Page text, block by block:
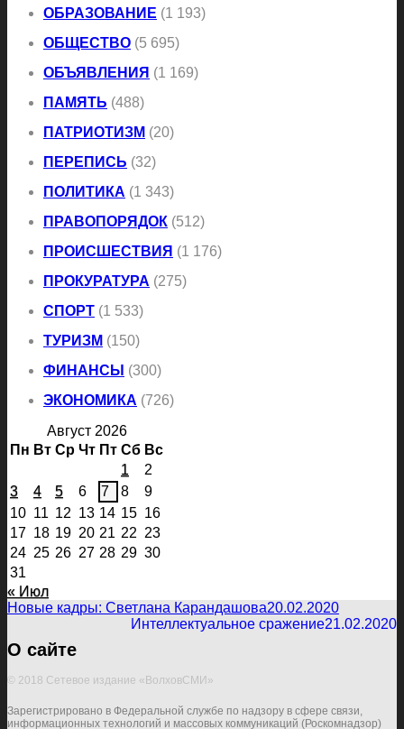
ОБРАЗОВАНИЕ (1 193)
ОБЩЕСТВО (5 695)
ОБЪЯВЛЕНИЯ (1 169)
ПАМЯТЬ (488)
ПАТРИОТИЗМ (20)
ПЕРЕПИСЬ (32)
ПОЛИТИКА (1 343)
ПРАВОПОРЯДОК (512)
ПРОИСШЕСТВИЯ (1 176)
ПРОКУРАТУРА (275)
СПОРТ (1 533)
ТУРИЗМ (150)
ФИНАНСЫ (300)
ЭКОНОМИКА (726)
Август 2026
Пн Вт Ср Чт Пт Сб Вс
1
2
3
4 5 6 7 8
9
10 11 12 13 14 15 16
17 18 19 20 21 22 23
24 25 26 27 28 29 30
31
« Июл
Новые кадры: Светлана Карандашова20.02.2020
Интеллектуальное сражение21.02.2020
О сайте
© 2018 Сетевое издание «ВолховСМИ»
Зарегистрировано в Федеральной службе по надзору в сфере связи,
информационных технологий и массовых коммуникаций (Роскомнадзор)